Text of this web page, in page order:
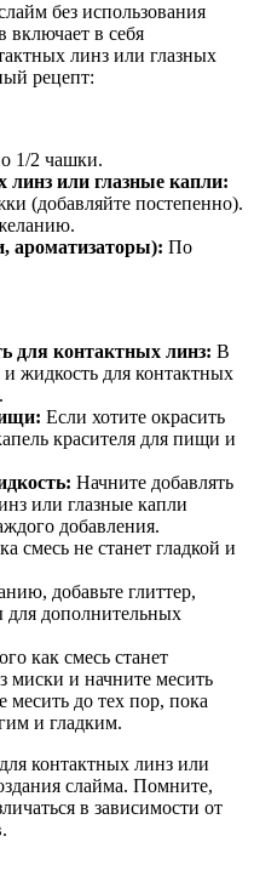
без использования
включает в себя
линз или глазных
рецепт:
1/2 чашки.
или глазные капли:
(добавляйте постепенно).
ароматизаторы): По
для контактных линз: В
жидкость для контактных
Если хотите окрасить
красителя для пищи и
Начните добавлять
или глазные капли
добавления.
смесь не станет гладкой и
добавьте глиттер,
для дополнительных
как смесь станет
миски и начните месить
до тех пор, пока
и гладким.
контактных линз или
слайма. Помните,
в зависимости от